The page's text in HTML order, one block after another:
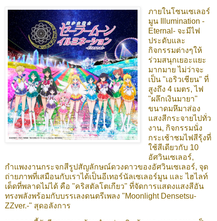
ภายในโซนเซเลอร์
มูน Illumination -
Eternal- จะมีไฟ
ประดับและ
กิจกรรมต่างๆให้
ร่วมสนุกเยอะแยะ
มากมาย ไม่ว่าจะ
เป็น "เอริวเชียน" ที่
สูงถึง 4 เมตร, ไฟ
"ผลึกเงินมายา"
ขนาดมหึมาส่อง
แสงสีกระจายไปทั่ว
งาน, กิจกรรมนั่ง
กระเช้าชมไฟสีรุ้งที่
ใช้สีเดียวกับ 10
อัศวินเซเลอร์,
กำแพงงานกระจกสีรูปสัญลักษณ์ดวงดาวของอัศวินเซเลอร์, จุด
ถ่ายภาพที่เสมือนกับเราได้เป็นอีเทอร์นัลเซเลอร์มูน และ ไฮไลท์
เด็ดที่พลาดไม่ได้ คือ "คริสตัลโตเกียว" ที่จัดการแสดงแสงสีอัน
ทรงพลังพร้อมกับบรรเลงดนตรีเพลง "Moonlight Densetsu-
ZZver.-" สุดอลังการ